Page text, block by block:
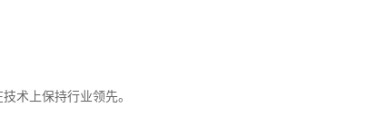
术上保持行业领先。